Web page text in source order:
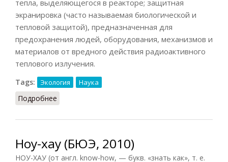
тепла, выделяющегося в реакторе; защитная
экранировка (часто называемая биологической и
тепловой защитой), предназначенная для
предохранения людей, оборудования, механизмов и
материалов от вредного действия радиоактивного
теплового излучения.
Tags: Экология Наука
Подробнее
Ноу-хау (БЮЭ, 2010)
НОУ-ХАУ (от англ. know-how, — букв. «знать как», т. е.